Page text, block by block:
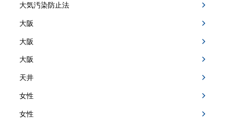
大気汚染防止法
大阪
大阪
大阪
天井
女性
女性